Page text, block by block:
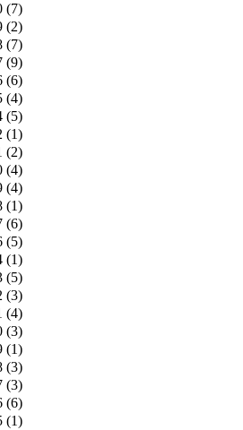
(7)
(2)
(7)
(9)
(6)
(4)
(5)
(1)
(2)
(4)
(4)
(1)
(6)
(5)
(1)
(5)
(3)
(4)
(3)
(1)
(3)
(3)
(6)
(1)